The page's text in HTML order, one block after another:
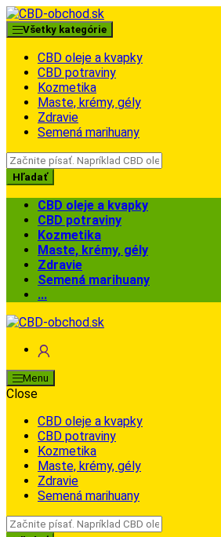
Skip
to
navigation
Skip
to
content
Všetky kategórie
CBD oleje a kvapky
CBD potraviny
Kozmetika
Maste, krémy, gély
Zdravie
Semená marihuany
Search
for:
Hľadať
CBD oleje a kvapky
CBD potraviny
Kozmetika
Maste, krémy, gély
Zdravie
Semená marihuany
...
Menu
Close
CBD oleje a kvapky
CBD potraviny
Kozmetika
Maste, krémy, gély
Zdravie
Semená marihuany
Search